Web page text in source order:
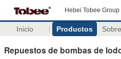
Hebei Tobee Group
Inicio Productos
Repuestos de bombas de